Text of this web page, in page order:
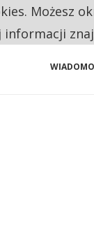
SENIORZY
Możesz